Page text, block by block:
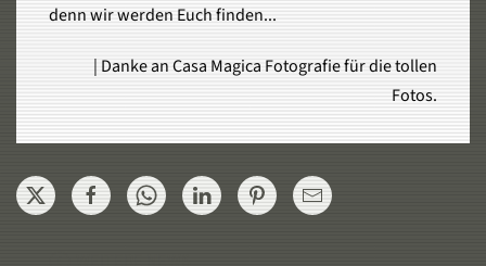
denn wir werden Euch finden...
| Danke an Casa Magica Fotografie für die tollen
Fotos.